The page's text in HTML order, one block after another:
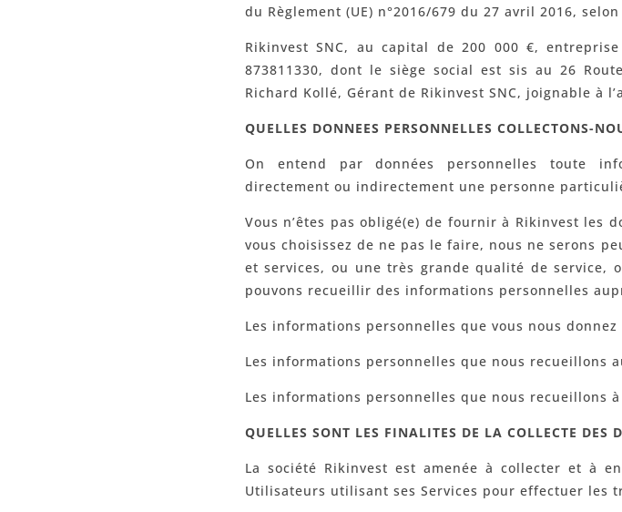
du Règlement (UE) n°2016/679 du 27 avril 2016,
Rikinvest SNC, au capital de 200 000 €,
873811330, dont le siège social est sis au 26
Richard Kollé, Gérant de Rikinvest SNC, joignable à
QUELLES DONNEES PERSONNELLES COLLECTONS-
On entend par données personnelles toute
directement ou indirectement une personne
Vous n’êtes pas obligé(e) de fournir à Rikinvest les
vous choisissez de ne pas le faire, nous ne serons
et services, ou une très grande qualité de service,
pouvons recueillir des informations personnelles
Les informations personnelles que vous nous
Les informations personnelles que nous recueillons
Les informations personnelles que nous recueillons
QUELLES SONT LES FINALITES DE LA COLLECTE DES
La société Rikinvest est amenée à collecter et à
Utilisateurs utilisant ses Services pour effectuer les